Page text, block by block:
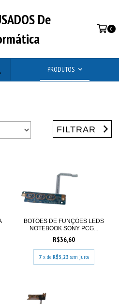
De
0
PRODUTOS
FILTRAR
BOTÕES DE FUNÇÕES LEDS
NOTEBOOK SONY PCG...
R$36,60
7 x de R$5,23 sem juros